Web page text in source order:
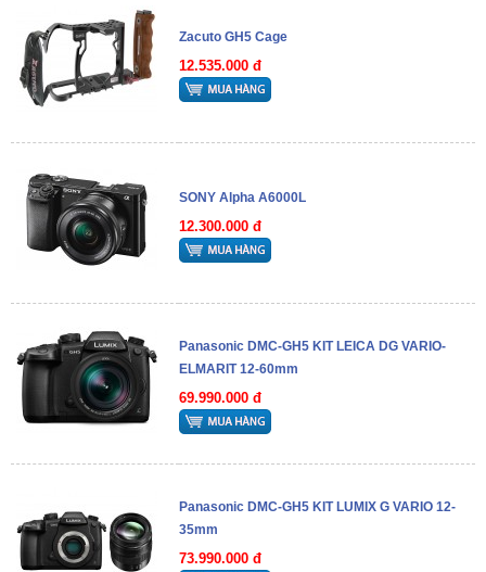
Zacuto GH5 Cage
12.535.000 đ
SONY Alpha A6000L
12.300.000 đ
Panasonic DMC-GH5 KIT LEICA DG VARIO-
ELMARIT 12-60mm
69.990.000 đ
Panasonic DMC-GH5 KIT LUMIX G VARIO 12-
35mm
73.990.000 đ